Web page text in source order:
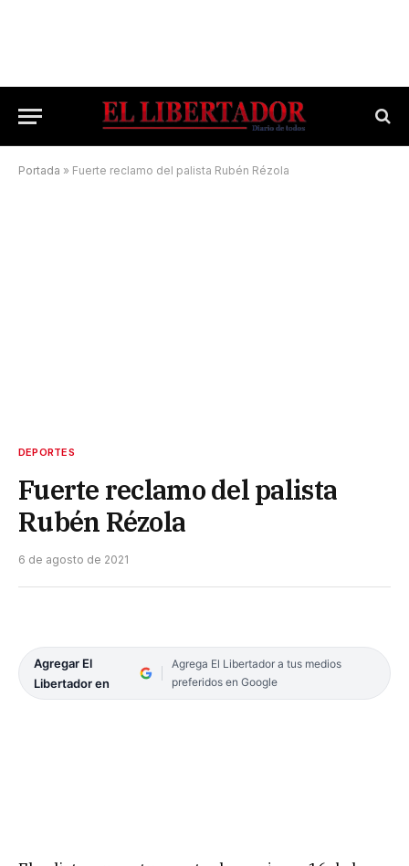
Portada » Fuerte reclamo del palista Rubén Rézola
DEPORTES
Fuerte reclamo del palista
Rubén Rézola
6 de agosto de 2021
Agregar El
Libertador en
Agrega El Libertador a tus medios
preferidos en Google